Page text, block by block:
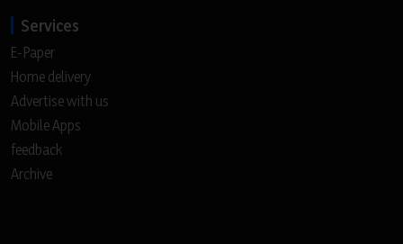
Services
E-Paper
Home delivery
Advertise with us
Mobile Apps
feedback
Archive